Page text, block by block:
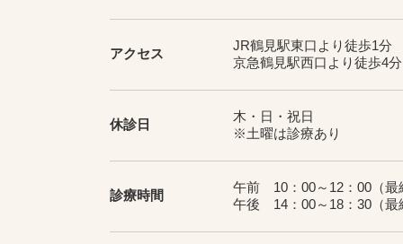
アクセス
JR鶴見駅東口より徒歩1分
京急鶴見駅西口より徒歩4分
休診日
木・日・祝日
※土曜は診療あり
診療時間
午前 10：00～12：00 （
午後 14：00～18：30 （